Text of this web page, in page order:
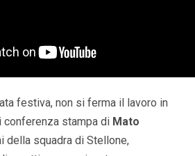
festiva, non si ferma il lavoro in
conferenza stampa di Mato
della squadra di Stellone,